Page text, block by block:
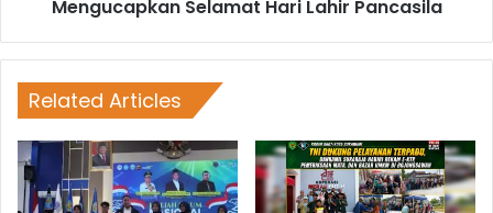
Mengucapkan Selamat Hari Lahir Pancasila
Related Articles